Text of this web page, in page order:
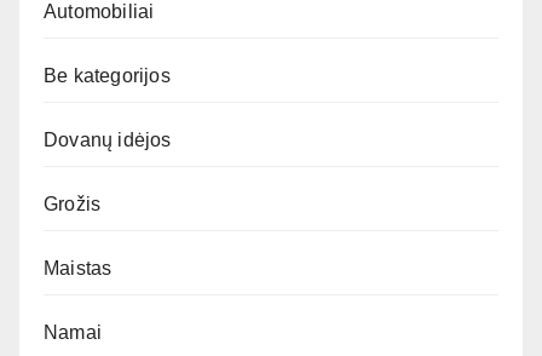
Automobiliai
Be kategorijos
Dovanų idėjos
Grožis
Maistas
Namai